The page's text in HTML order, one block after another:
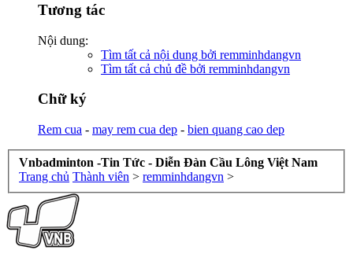
Tương tác
Nội dung:
Tìm tất cả nội dung bởi remminhdangvn
Tìm tất cả chủ đề bởi remminhdangvn
Chữ ký
Rem cua - may rem cua dep - bien quang cao dep
Vnbadminton -Tin Tức - Diễn Đàn Cầu Lông Việt Nam
Trang chủ Thành viên > remminhdangvn >